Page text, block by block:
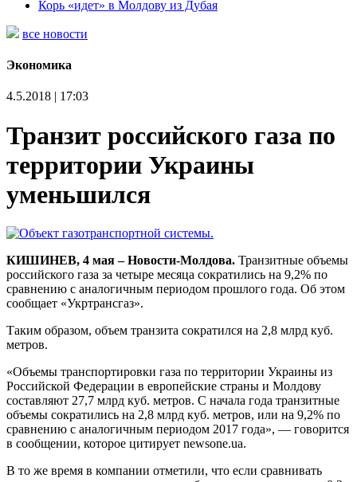
Корь «идет» в Молдову из Дубая
все новости
Экономика
4.5.2018 | 17:03
Транзит российского газа по
территории Украины
уменьшился
КИШИНЕВ, 4 мая – Новости-Молдова. Транзитные объемы
российского газа за четыре месяца сократились на 9,2% по
сравнению с аналогичным периодом прошлого года. Об этом
сообщает «Укртрансгаз».
Таким образом, объем транзита сократился на 2,8 млрд куб.
метров.
«Объемы транспортировки газа по территории Украины из
Российской Федерации в европейские страны и Молдову
составляют 27,7 млрд куб. метров. С начала года транзитные
объемы сократились на 2,8 млрд куб. метров, или на 9,2% по
сравнению с аналогичным периодом 2017 года», — говорится
в сообщении, которое цитирует newsone.ua.
В то же время в компании отметили, что если сравнивать